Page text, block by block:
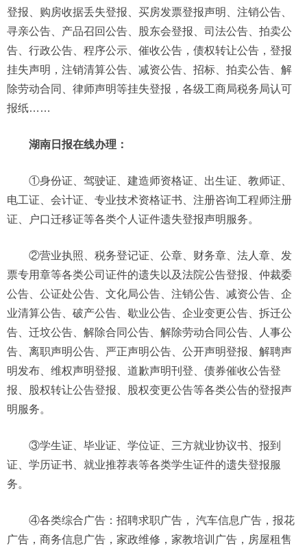
登报、购房收据丢失登报、买房发票登报声明、注销公告、
寻亲公告、产品召回公告、股东会登报、司法公告、拍卖公
告、行政公告、程序公示、催收公告，债权转让公告，登报
挂失声明，注销清算公告、减资公告、招标、拍卖公告、解
除劳动合同、律师声明等挂失登报，各级工商局税务局认可
报纸……
湖南日报在线办理：
①身份证、驾驶证、建造师资格证、出生证、教师证、
电工证、会计证、专业技术资格证书、注册咨询工程师注册
证、户口迁移证等各类个人证件遗失登报声明服务。
②营业执照、税务登记证、公章、财务章、法人章、发
票专用章等各类公司证件的遗失以及法院公告登报、仲裁委
公告、公证处公告、文化局公告、注销公告、减资公告、企
业清算公告、破产公告、歇业公告、企业变更公告、拆迁公
告、迁坟公告、解除合同公告、解除劳动合同公告、人事公
告、离职声明公告、严正声明公告、公开声明登报、解聘声
明发布、维权声明登报、道歉声明刊登、债券催收公告登
报、股权转让公告登报、股权变更公告等各类公告的登报声
明服务。
③学生证、毕业证、学位证、三方就业协议书、报到
证、学历证书、就业推荐表等各类学生证件的遗失登报服
务。
④各类综合广告：招聘求职广告， 汽车信息广告，报花
广告，商务信息广告，家政维修，家教培训广告，房屋租售